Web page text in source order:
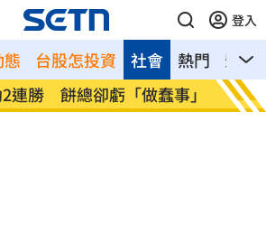
登入
台股怎投資 熱門 影音
社會
蠢事」 又有苦茶油苯駢芘超標